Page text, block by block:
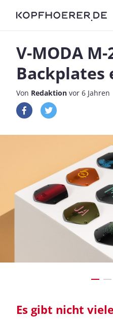
V-MODA
Von Redaktion vor 6 Jahren
Es gibt nicht